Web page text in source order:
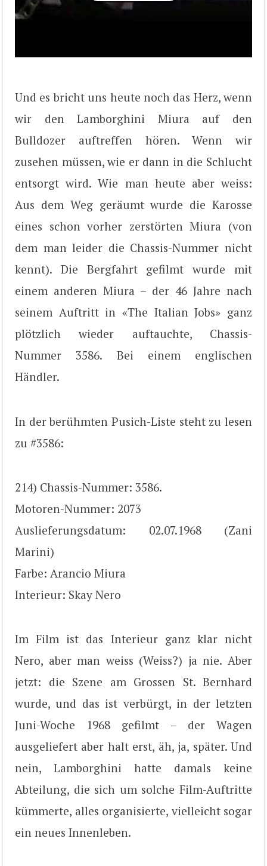
Und es bricht uns heute noch das Herz, wenn
wir den Lamborghini Miura auf den
Bulldozer auftreffen hören. Wenn wir
zusehen müssen, wie er dann in die Schlucht
entsorgt wird. Wie man heute aber weiss:
Aus dem Weg geräumt wurde die Karosse
eines schon vorher zerstörten Miura (von
dem man leider die Chassis-Nummer nicht
kennt). Die Bergfahrt gefilmt wurde mit
einem anderen Miura – der 46 Jahre nach
seinem Auftritt in «The Italian Jobs» ganz
plötzlich wieder auftauchte, Chassis-
Nummer 3586. Bei einem englischen
Händler.
In der berühmten Pusich-Liste steht zu lesen
zu #3586:
214) Chassis-Nummer: 3586.
Motoren-Nummer: 2073
Auslieferungsdatum: 02.07.1968 (Zani
Marini)
Farbe: Arancio Miura
Interieur: Skay Nero
Im Film ist das Interieur ganz klar nicht
Nero, aber man weiss (Weiss?) ja nie. Aber
jetzt: die Szene am Grossen St. Bernhard
wurde, und das ist verbürgt, in der letzten
Juni-Woche 1968 gefilmt – der Wagen
ausgeliefert aber halt erst, äh, ja, später. Und
nein, Lamborghini hatte damals keine
Abteilung, die sich um solche Film-Auftritte
kümmerte, alles organisierte, vielleicht sogar
ein neues Innenleben.